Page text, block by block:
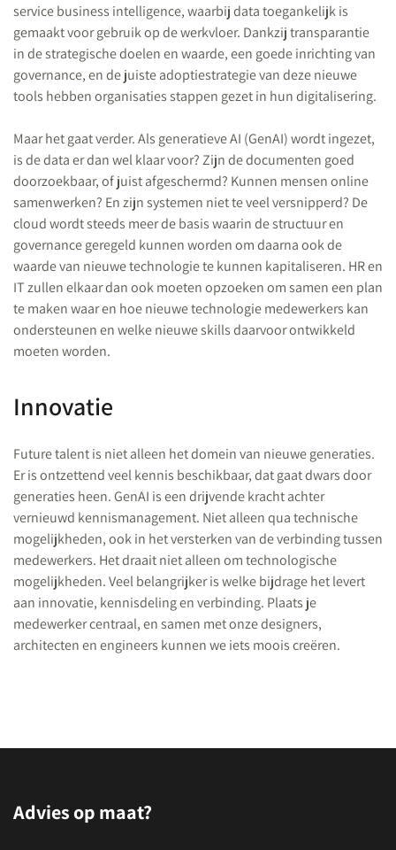
service business intelligence, waarbij data toegankelijk is
gemaakt voor gebruik op de werkvloer. Dankzij transparantie
in de strategische doelen en waarde, een goede inrichting van
governance, en de juiste adoptiestrategie van deze nieuwe
tools hebben organisaties stappen gezet in hun digitalisering.
Maar het gaat verder. Als generatieve AI (GenAI) wordt ingezet,
is de data er dan wel klaar voor? Zijn de documenten goed
doorzoekbaar, of juist afgeschermd? Kunnen mensen online
samenwerken? En zijn systemen niet te veel versnipperd? De
cloud wordt steeds meer de basis waarin de structuur en
governance geregeld kunnen worden om daarna ook de
waarde van nieuwe technologie te kunnen kapitaliseren. HR en
IT zullen elkaar dan ook moeten opzoeken om samen een plan
te maken waar en hoe nieuwe technologie medewerkers kan
ondersteunen en welke nieuwe skills daarvoor ontwikkeld
moeten worden.
Innovatie
Future talent is niet alleen het domein van nieuwe generaties.
Er is ontzettend veel kennis beschikbaar, dat gaat dwars door
generaties heen. GenAI is een drijvende kracht achter
vernieuwd kennismanagement. Niet alleen qua technische
mogelijkheden, ook in het versterken van de verbinding tussen
medewerkers. Het draait niet alleen om technologische
mogelijkheden. Veel belangrijker is welke bijdrage het levert
aan innovatie, kennisdeling en verbinding. Plaats je
medewerker centraal, en samen met onze designers,
architecten en engineers kunnen we iets moois creëren.
Advies op maat?